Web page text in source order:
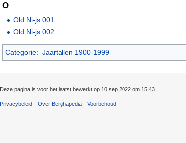
O
Old Ni-js 001
Old Ni-js 002
Categorie: Jaartallen 1900-1999
Deze pagina is voor het laatst bewerkt op 10 sep 2022 om 15:43.
Privacybeleid Over Berghapedia Voorbehoud